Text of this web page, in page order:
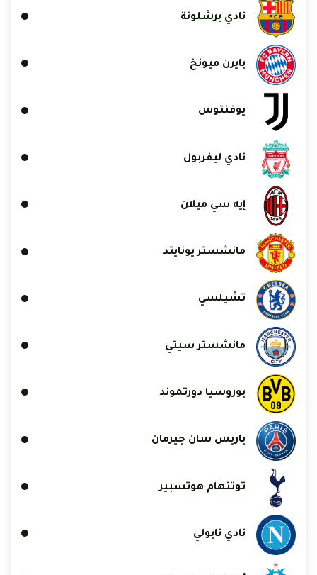
نادي برشلونة
بايرن ميونخ
يوفنتوس
نادي ليفربول
إيه سي ميلان
مانشستر يونايتد
تشيلسي
مانشستر سيتي
بوروسيا دورتموند
باريس سان جيرمان
توتنهام هوتسبير
نادي نابولي